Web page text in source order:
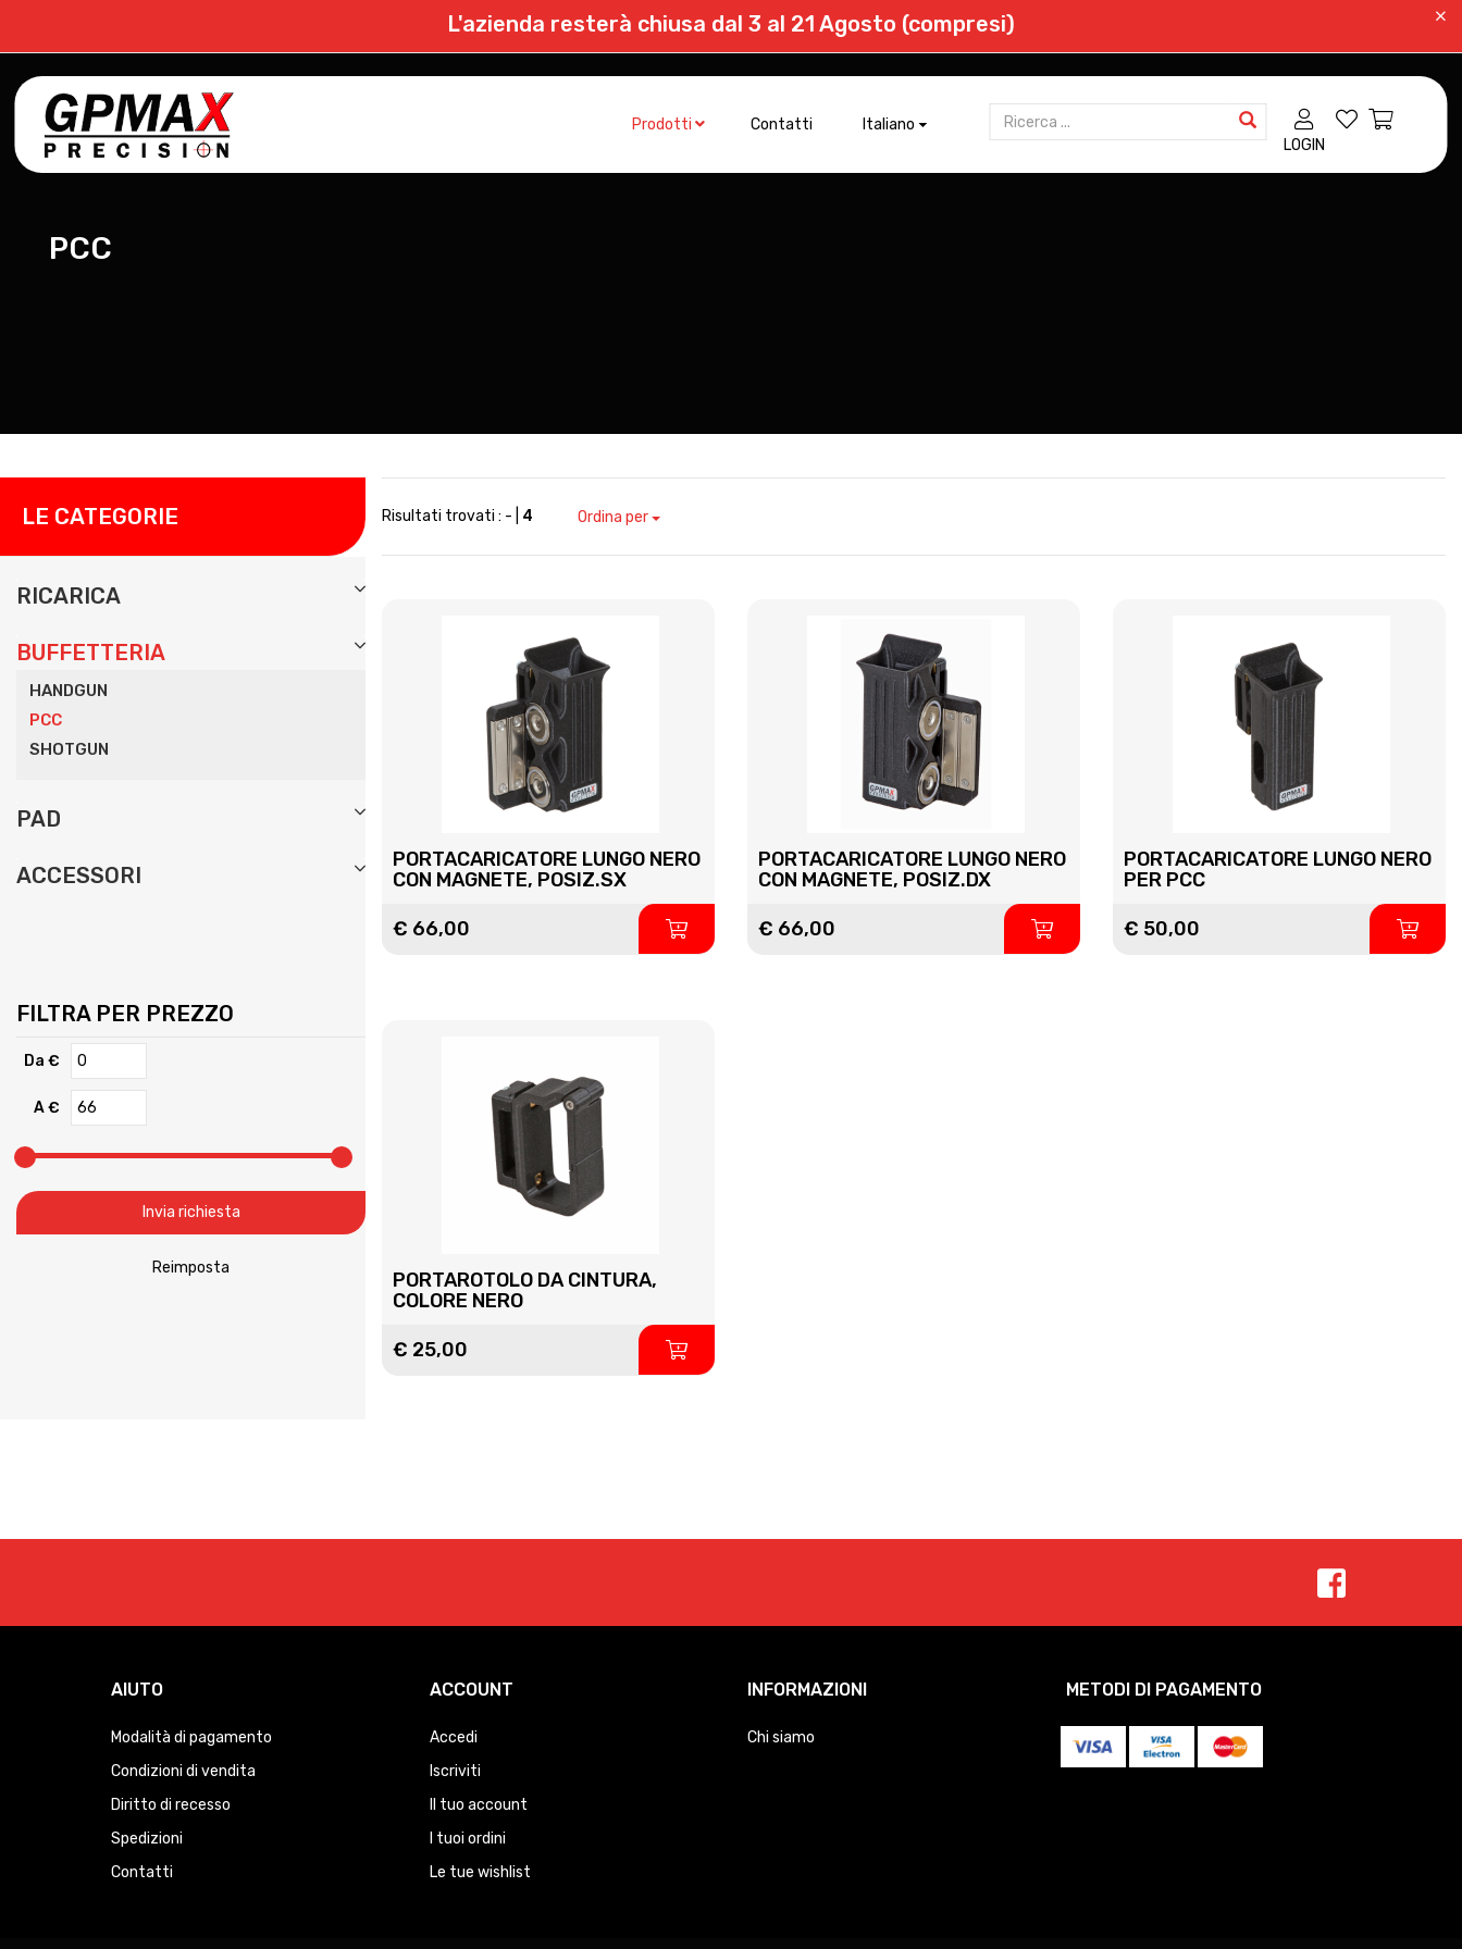
L'azienda resterà chiusa dal 3 al 21 Agosto (compresi)
Prodotti Contatti
Italiano
LOGIN
PCC
LE CATEGORIE
RICARICA
BUFFETTERIA
HANDGUN
PCC
SHOTGUN
PAD
ACCESSORI
FILTRA PER PREZZO
Da €
A €
Risultati trovati : - | 4 Ordina per
PORTACARICATORE LUNGO NERO
CON MAGNETE, POSIZ.SX
€ 66,00
PORTACARICATORE LUNGO NERO
CON MAGNETE, POSIZ.DX
€ 66,00
PORTACARICATORE LUNGO NERO
PER PCC
€ 50,00
PORTAROTOLO DA CINTURA,
COLORE NERO
€ 25,00
AIUTO
Modalità di pagamento
Condizioni di vendita
Diritto di recesso
Spedizioni
Contatti
ACCOUNT
Accedi
Iscriviti
Il tuo account
I tuoi ordini
Le tue wishlist
INFORMAZIONI
Chi siamo
METODI DI PAGAMENTO